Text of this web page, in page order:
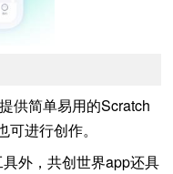
供简单易用的Scratch
进行创作。
外，共创世界app还具